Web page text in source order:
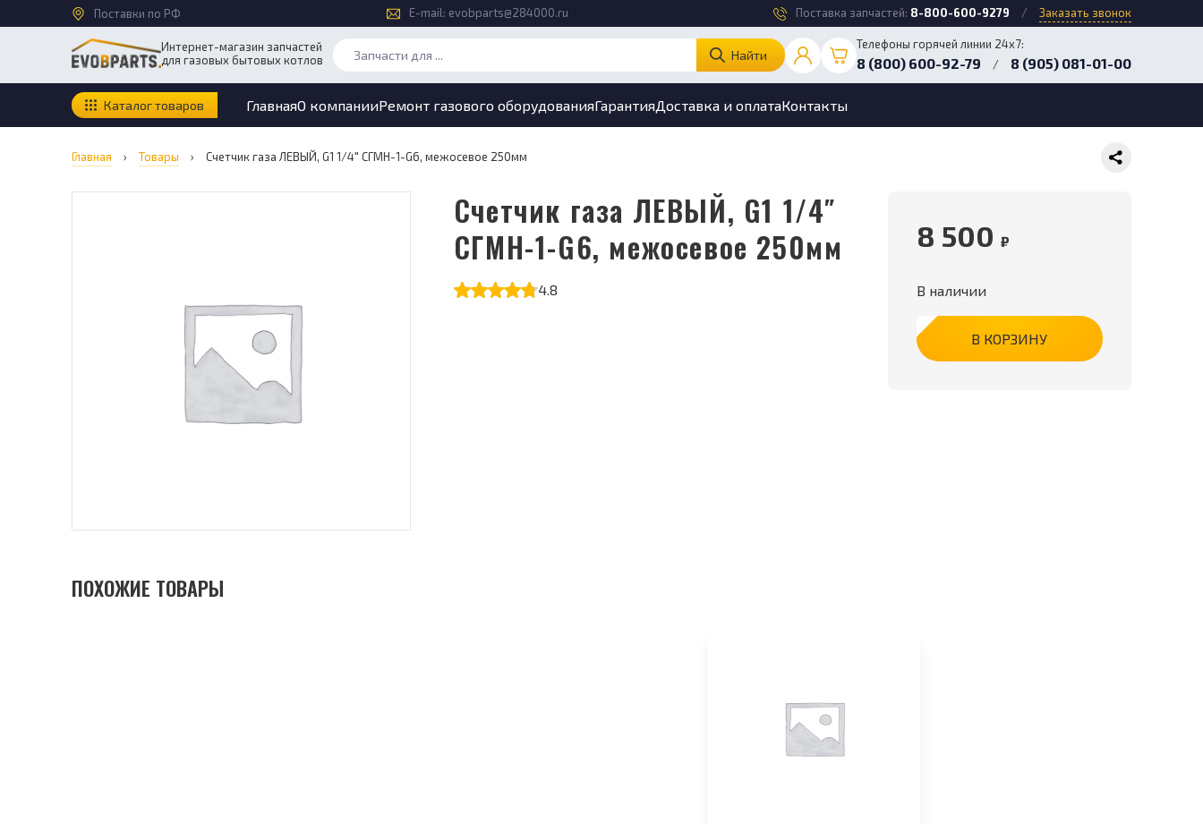
Поставки по РФ E-mail: evobparts@284000.ru Поставка запчастей: 8-800-600-9279 / Заказать звонок
Интернет-магазин запчастей
для газовых бытовых котлов
Найти
Телефоны горячей линии 24х7:
8 (800) 600-92-79 / 8 (905) 081-01-00
Каталог товаров ГлавнаяО компанииРемонт газового оборудованияГарантияДоставка и оплатаКонтакты
Главная › Товары › Счетчик газа ЛЕВЫЙ, G1 1/4″ СГМН-1-G6, межосевое 250мм
Счетчик газа ЛЕВЫЙ, G1 1/4″
СГМН-1-G6, межосевое 250мм
4.8
8 500 ₽
В наличии
В КОРЗИНУ
ПОХОЖИЕ ТОВАРЫ